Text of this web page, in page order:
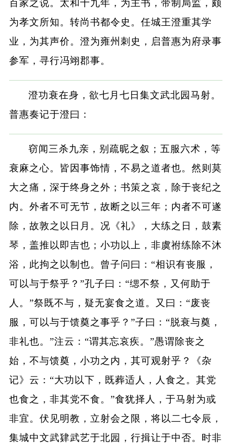
百家之说。太和十九年，为主书，带制局监，颇
为孝文所知。转尚书都令史。任城王澄重其学
业，为其声价。澄为雍州刺史，启普惠为府录事
参军，寻行冯翊郡事。
澄功衰在身，欲七月七日集文武北园马射。
普惠奏记于澄曰：
窃闻三杀九亲，别疏昵之叙；五服六术，等
衰麻之心。皆因事饰情，不易之道者也。然则莫
大之痛，深于终身之外；书策之哀，除于丧纪之
内。外者不可无节，故断之以三年；内者不可遂
除，故敦之以日月。况《礼》，大练之日，鼓素
琴，盖推以即吉也；小功以上，非虞祔练除不沐
浴，此拘之以制也。曾子问曰：“相识有丧服，
可以与于祭乎？”孔子曰：“缌不祭，又何助于
人。”祭既不与，疑无宴食之道。又曰：“废丧
服，可以与于馈奠之事乎？”子曰：“脱衰与奠，
非礼也。”注云：“谓其忘哀疾。”愚谓除丧之
始，不与馈奠，小功之内，其可观射乎？《杂
记》云：“大功以下，既葬适人，人食之。其党
也食之，非其党不食。”食犹择人，于马射为或
非宜。伏见明教，立射会之限，将以二七令辰，
集城中文武肄武艺于北园，行揖让于中否。时非